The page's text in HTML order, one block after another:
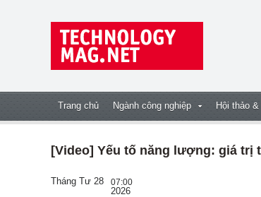
Trang chủ Ngành công nghiệp Hội thảo
[Video] Yếu tố năng lượng: giá trị
Tháng Tư 28 07:00
2026